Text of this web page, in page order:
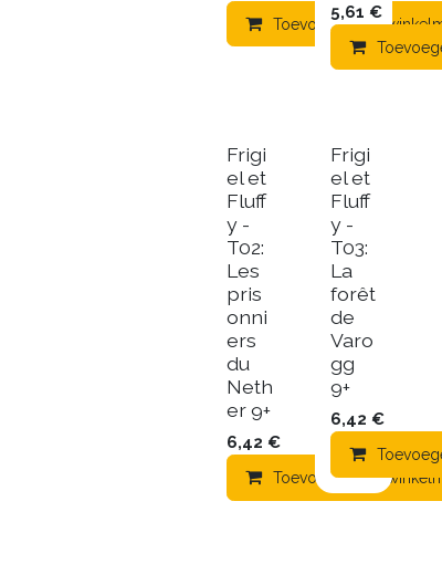
Toevoegen aan
5,61 €
Frigi
el et
Fluff
y -
T02:
Les
pris
onni
ers
du
Neth
er 9+
6,42 €
Toevoegen aan
Frigi
el et
Fluff
y -
T03:
La
forêt
de
Varo
gg
9+
6,42 €